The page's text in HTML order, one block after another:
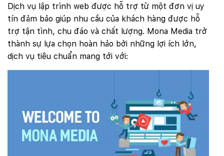
Dịch vụ lập trình web được hỗ trợ từ một đơn vị uy
tín đảm bảo giúp nhu cầu của khách hàng được hỗ
trợ tận tình, chu đáo và chất lượng. Mona Media trở
thành sự lựa chọn hoàn hảo bởi những lợi ích lớn,
dịch vụ tiêu chuẩn mang tới với: